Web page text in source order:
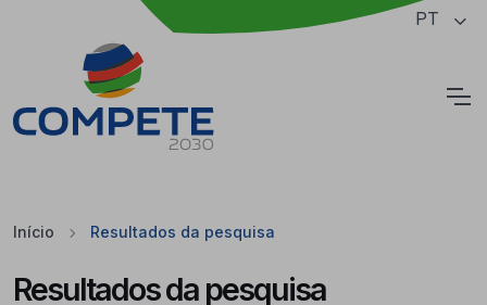
Saltar para o conteúdo principal da página PT
Início Resultados da pesquisa
Resultados da pesquisa